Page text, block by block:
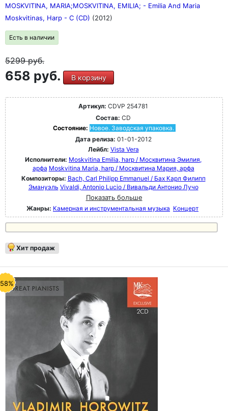
MOSKVITINA, MARIA;MOSKVITINA, EMILIA; - Emilia And Maria
Moskvitinas, Harp - C (CD) (2012)
Есть в наличии
5299руб.
658 руб. В корзину
Артикул: CDVP 254781
Состав: CD
Состояние: Новое. Заводская упаковка.
Дата релиза: 01-01-2012
Лейбл: Vista Vera
Исполнители: Moskvitina Emilia, harp / Москвитина Эмилия,
арфа Moskvitina Maria, harp / Москвитина Мария, арфа
Композиторы: Bach, Carl Philipp Emmanuel / Бах Карл Филипп
Эмануэль Vivaldi, Antonio Lucio / Вивальди Антонио Лучо
Показать больше
Жанры: Камерная и инструментальная музыка Концерт
Хит продаж